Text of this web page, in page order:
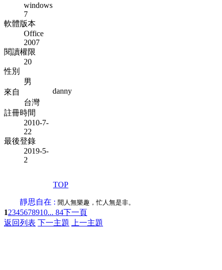
windows
7
軟體版本
Office
2007
閱讀權限
20
性別
男
來自
台灣
註冊時間
2010-7-
22
最後登錄
2019-5-
2
danny
TOP
靜思自在 : 閒人無樂趣，忙人無是非。
12345678910... 84下一頁
返回列表 下一主題 上一主題